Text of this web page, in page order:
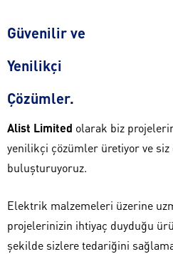
Güvenilir ve
Yenilikçi
Çözümler.
Alist Limited olarak biz
yenilikçi çözümler üretiyor ve
buluşturuyoruz.
Elektrik malzemeleri üzerine
projelerinizin ihtiyaç duyduğu
şekilde sizlere tedariğini